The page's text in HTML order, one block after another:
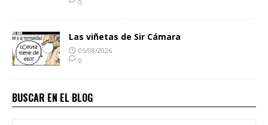
0
Las viñetas de Sir Cámara
05/08/2026
0
BUSCAR EN EL BLOG